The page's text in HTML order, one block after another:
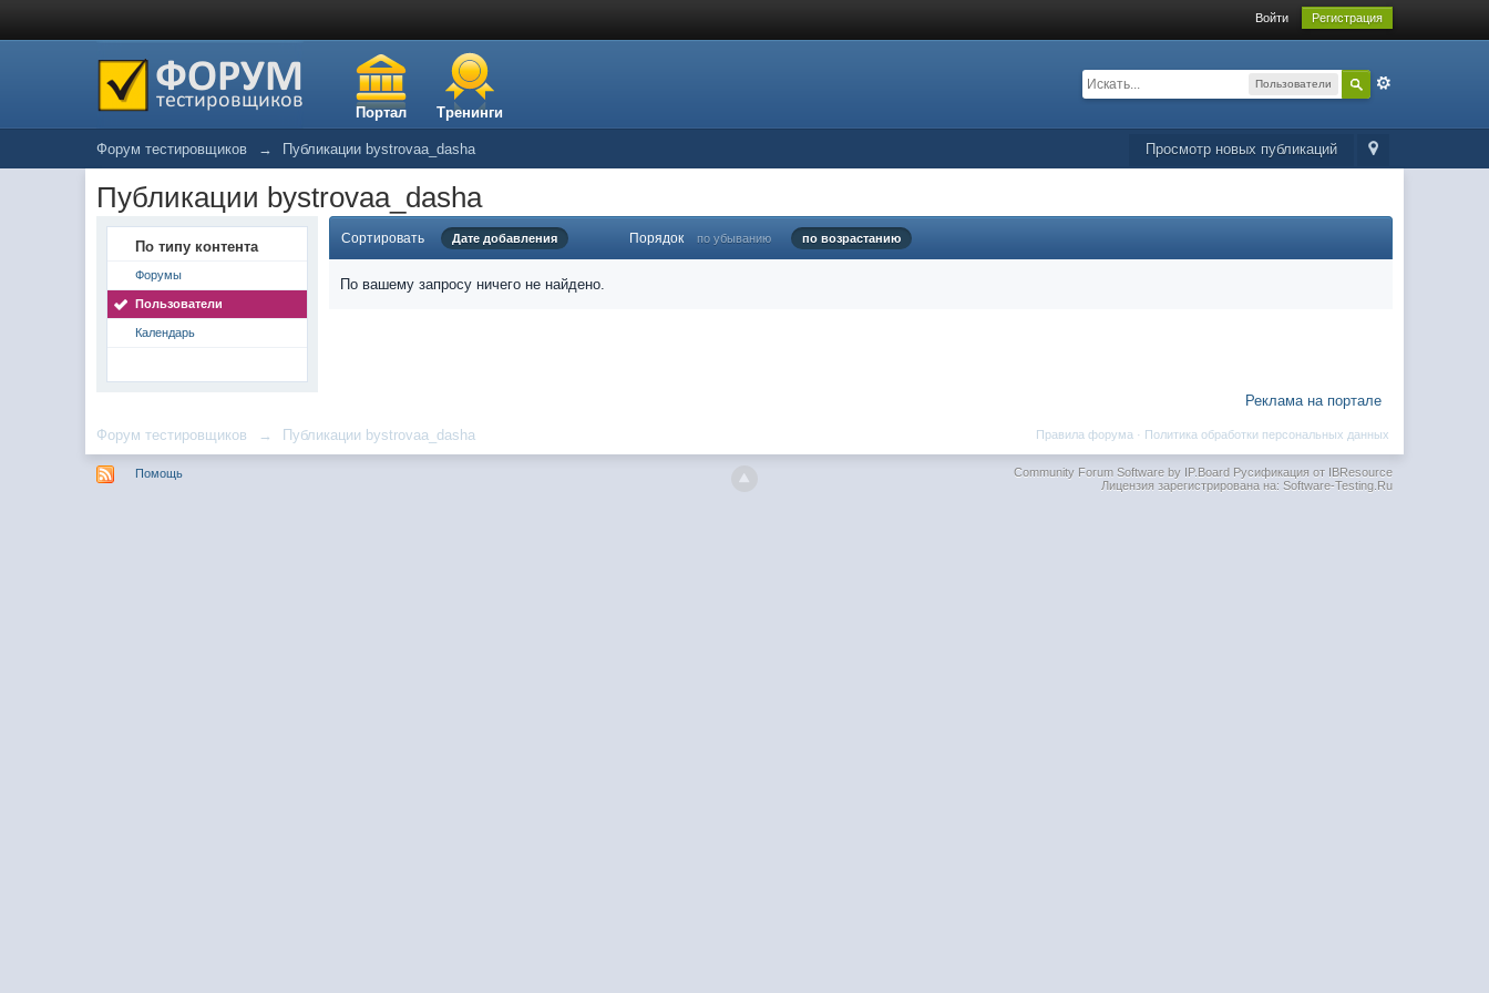
Войти Регистрация
Портал Тренинги
Пользователи
Просмотр новых публикаций
Форум тестировщиков → Публикации bystrovaa_dasha
Публикации bystrovaa_dasha
По типу контента
Форумы
Пользователи
Календарь
Сортировать Дате добавления Порядок по убыванию по возрастанию
По вашему запросу ничего не найдено.
Реклама на портале
Форум тестировщиков → Публикации bystrovaa_dasha Политика обработки персональных данных
Правила форума ·
Помощь Community Forum Software by IP.BoardРусификация от IBResource
Лицензия зарегистрирована на: Software-Testing.Ru